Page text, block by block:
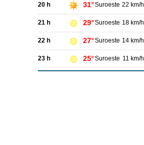
20 h 31°Suroeste 22 km/h
21 h 29°Suroeste 18 km/h
22 h 27°Suroeste 14 km/h
23 h 25°Suroeste 11 km/h